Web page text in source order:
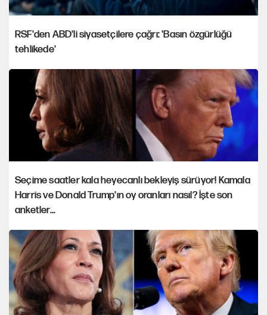
RSF'den ABD'li siyasetçilere çağrı: 'Basın özgürlüğü
tehlikede'
Seçime saatler kala heyecanlı bekleyiş sürüyor! Kamala
Harris ve Donald Trump'ın oy oranları nasıl? İşte son
anketler...